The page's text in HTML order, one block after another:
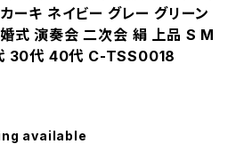
ーキ ネイビー グレー グリーン
式 演奏会 二次会 絹 上品 S M
30代 40代 C-TSS0018
available